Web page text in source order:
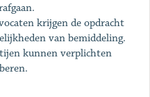
krijgen de opdracht
van bemiddeling.
kunnen verplichten